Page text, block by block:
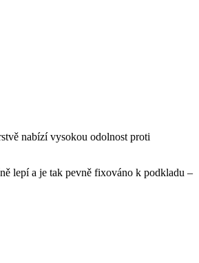
nabízí vysokou odolnost proti
lepí a je tak pevně fixováno k podkladu –